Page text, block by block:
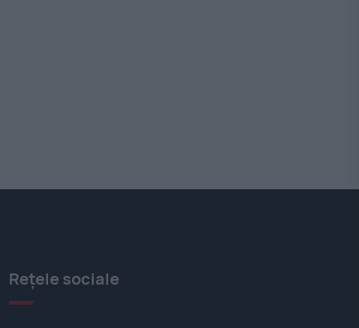
Rețele sociale